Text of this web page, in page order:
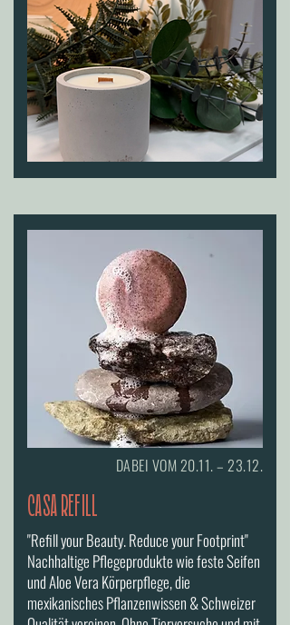
DABEI VOM 20.11. – 23.12.
casa REFILL
"Refill your Beauty. Reduce your Footprint"
Nachhaltige Pflegeprodukte wie feste Seifen
und Aloe Vera Körperpflege, die
mexikanisches Pflanzenwissen & Schweizer